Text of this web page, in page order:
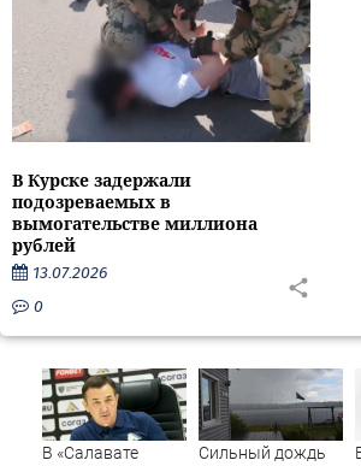
В Курске задержали
подозреваемых в
вымогательстве миллиона
рублей
13.07.2026
0
В «Салавате
Сильный дождь